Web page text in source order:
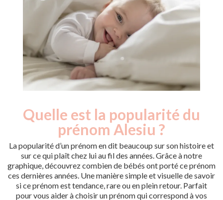
Quelle est la popularité du
prénom Alesiu ?
La popularité d’un prénom en dit beaucoup sur son histoire et
sur ce qui plaît chez lui au fil des années. Grâce à notre
graphique, découvrez combien de bébés ont porté ce prénom
ces dernières années. Une manière simple et visuelle de savoir
si ce prénom est tendance, rare ou en plein retour. Parfait
pour vous aider à choisir un prénom qui correspond à vos
Popularité du
prénom Alesiu par
Année
Nouveaux-
nés
2020
5
2021
5
2022
5